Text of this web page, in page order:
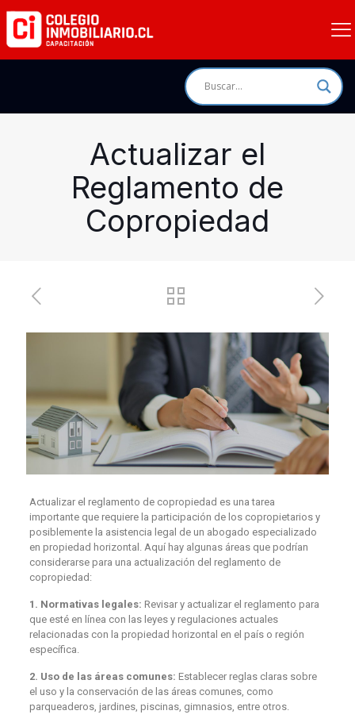
Actualizar el
Reglamento de
Copropiedad
Actualizar el reglamento de copropiedad es una tarea
importante que requiere la participación de los copropietarios y
posiblemente la asistencia legal de un abogado especializado
en propiedad horizontal. Aquí hay algunas áreas que podrían
considerarse para una actualización del reglamento de
copropiedad:
1. Normativas legales: Revisar y actualizar el reglamento para
que esté en línea con las leyes y regulaciones actuales
relacionadas con la propiedad horizontal en el país o región
específica.
2. Uso de las áreas comunes: Establecer reglas claras sobre
el uso y la conservación de las áreas comunes, como
parqueaderos, jardines, piscinas, gimnasios, entre otros.